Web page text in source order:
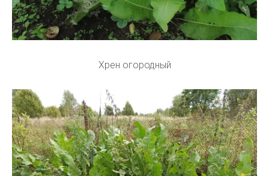
Хрен огородный